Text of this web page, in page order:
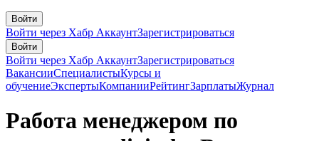
Войти
Войти через Хабр АккаунтЗарегистрироваться
Войти
Войти через Хабр АккаунтЗарегистрироваться
ВакансииСпециалистыКурсы и
обучениеЭкспертыКомпанииРейтингЗарплатыЖурнал
Работа менеджером по